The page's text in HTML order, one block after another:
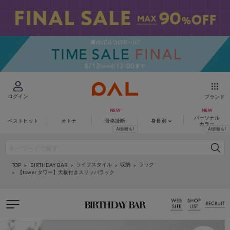
ログイン ブランド
ベストヒット オトナ 骨格診断 身長別
パーソナル
カラー
TOP BIRTHDAY BAR ライフスタイル 収納
ラック
【tower タワー】天板付きスリッパラック